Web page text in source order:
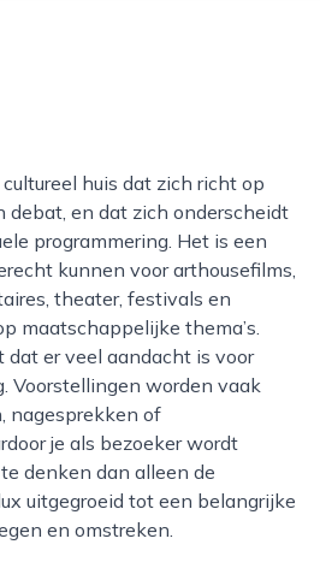
debat, en dat zich onderscheidt
programmering. Het is een
kunnen voor arthousefilms,
theater, festivals en
maatschappelijke thema’s.
er veel aandacht is voor
Voorstellingen worden vaak
nagesprekken of
je als bezoeker wordt
denken dan alleen de
uitgegroeid tot een belangrijke
en omstreken.